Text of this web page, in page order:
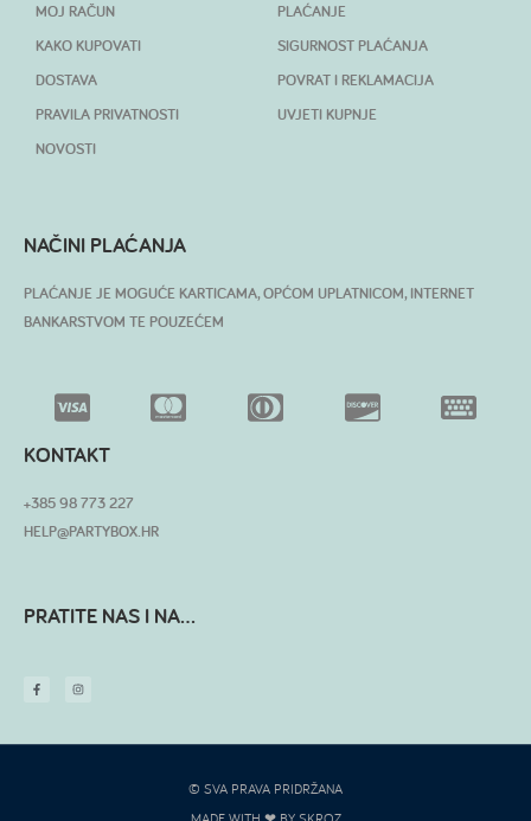
MOJ RAČUN
KAKO KUPOVATI
DOSTAVA
PRAVILA PRIVATNOSTI
NOVOSTI
PLAĆANJE
SIGURNOST PLAĆANJA
POVRAT I REKLAMACIJA
UVJETI KUPNJE
NAČINI PLAĆANJA
PLAĆANJE JE MOGUĆE KARTICAMA, OPĆOM UPLATNICOM, INTERNET
BANKARSTVOM TE POUZEĆEM
KONTAKT
+385 98 773 227
HELP@PARTYBOX.HR
PRATITE NAS I NA...
© SVA PRAVA PRIDRŽANA